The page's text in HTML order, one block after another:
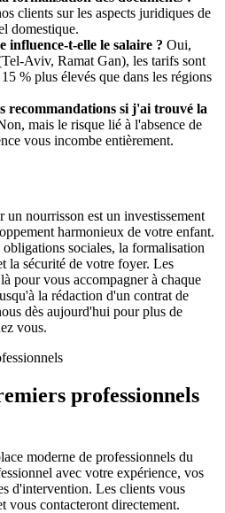
clients sur les aspects juridiques de
domestique.
influence-t-elle le salaire ? Oui,
Aviv, Ramat Gan), les tarifs sont
% plus élevés que dans les régions
recommandations si j'ai trouvé la
mais le risque lié à l'absence de
vous incombe entièrement.
nourrisson est un investissement
harmonieux de votre enfant.
sociales, la formalisation
la sécurité de votre foyer. Les
pour vous accompagner à chaque
la rédaction d'un contrat de
dès aujourd'hui pour plus de
vous.
professionnels
moderne de professionnels du
avec votre expérience, vos
d'intervention. Les clients vous
vous contacteront directement.